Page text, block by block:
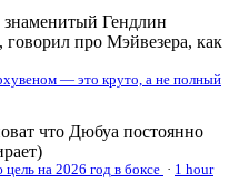
Гендлин
говорил про Мэйвезера, как
— это круто, а не полный
что Дюбуа постоянно
на 2026 год в боксе · 1 hour